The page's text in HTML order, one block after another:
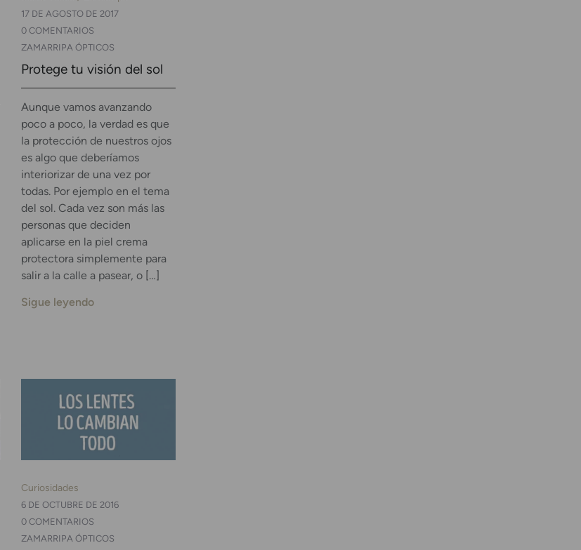
17 DE AGOSTO DE 2017
0 COMENTARIOS
ZAMARRIPA ÓPTICOS
Protege tu visión del sol
Aunque vamos avanzando
poco a poco, la verdad es que
la protección de nuestros ojos
es algo que deberíamos
interiorizar de una vez por
todas. Por ejemplo en el tema
del sol. Cada vez son más las
personas que deciden
aplicarse en la piel crema
protectora simplemente para
salir a la calle a pasear, o […]
Sigue leyendo
Curiosidades
6 DE OCTUBRE DE 2016
0 COMENTARIOS
ZAMARRIPA ÓPTICOS